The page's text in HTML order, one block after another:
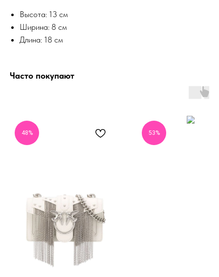
Высота: 13 см
Ширина: 8 см
Длина: 18 см
Часто покупают
48% 53%